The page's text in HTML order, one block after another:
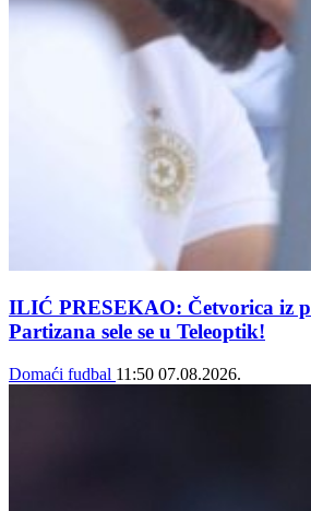
ILIĆ PRESEKAO: Četvorica iz
Partizana sele se u Teleoptik!
Domaći fudbal 11:50 07.08.2026.